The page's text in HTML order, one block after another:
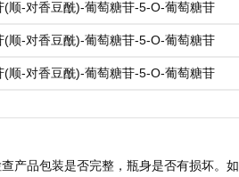
顺-对香豆酰)-葡萄糖苷-5-O-葡萄糖苷
顺-对香豆酰)-葡萄糖苷-5-O-葡萄糖苷
顺-对香豆酰)-葡萄糖苷-5-O-葡萄糖苷
产品包装是否完整，瓶身是否有损坏。